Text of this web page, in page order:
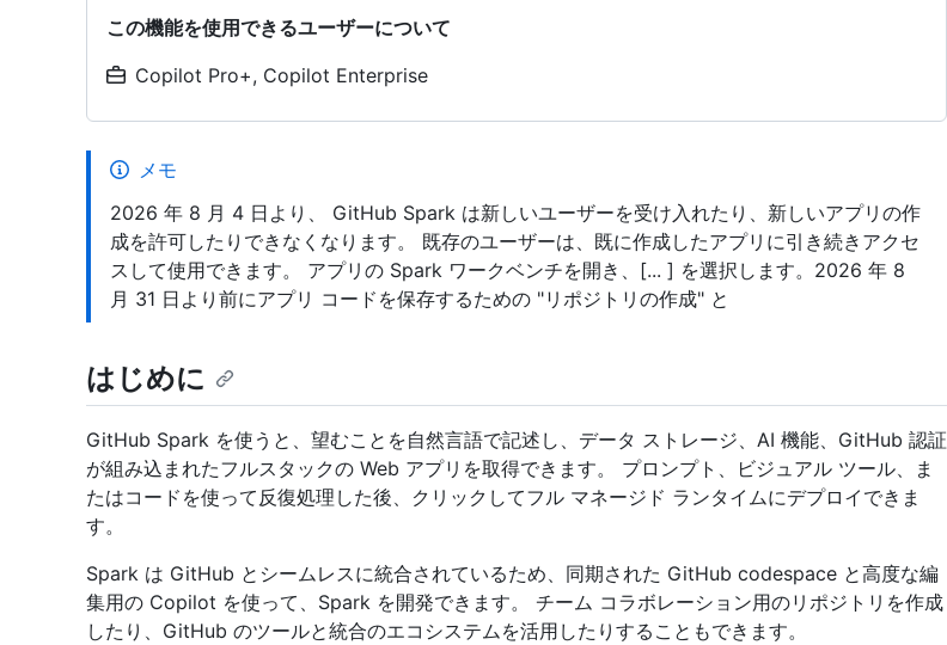
この機能を使用できるユーザーについて
Copilot Pro+, Copilot Enterprise
メモ
2026 年 8 月 4 日より、 GitHub Spark は新しいユーザーを受け入れたり、新しいアプリの作
成を許可したりできなくなります。 既存のユーザーは、既に作成したアプリに引き続きアクセ
スして使用できます。 アプリの Spark ワークベンチを開き、[... ] を選択します。2026 年 8
月 31 日より前にアプリ コードを保存するための "リポジトリの作成" と
はじめに
GitHub Spark を使うと、望むことを自然言語で記述し、データ ストレージ、AI 機能、GitHub 認証
が組み込まれたフルスタックの Web アプリを取得できます。 プロンプト、ビジュアル ツール、ま
たはコードを使って反復処理した後、クリックしてフル マネージド ランタイムにデプロイできま
す。
Spark は GitHub とシームレスに統合されているため、同期された GitHub codespace と高度な編
集用の Copilot を使って、Spark を開発できます。 チーム コラボレーション用のリポジトリを作成
したり、GitHub のツールと統合のエコシステムを活用したりすることもできます。